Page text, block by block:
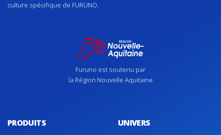
culture spécifique de FURUNO.
Furuno est soutenu par
la Région Nouvelle Aquitaine
PRODUITS UNIVERS